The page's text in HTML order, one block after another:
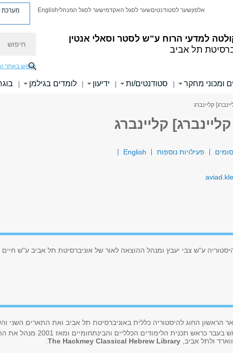
למדעי הרוח ע"ש לסטר וסאלי אנטין
תל אביב
אלפוןשער לסטודנטיםשער לסגל האקדמישער לסגל המנהליEnglish מערכת
חיפוש באתר
ומכוני מחקר | סטודנטים/ות | ידיעון | לומדים בגילמן |
קליינברג
קליינברג
פעילויות נוספות English
ע"ש צבי יעבץ ומנהל ההוצאה לאור של אוניברסיטת תל אביב ע"ש חיים
הראשון החוג להיסטוריה כללית באוניברסיטת תל אביב ואת התארים השני
בעבר כראש תכנית הלימודים הכלליים והבינתחומיים ומאז 2001 מנהל את
ולתל אביב, The Hackmey Classical Hebrew Library